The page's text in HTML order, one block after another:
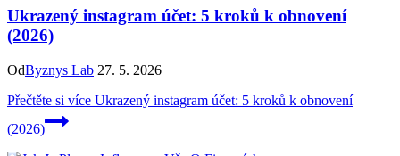
Ukrazený instagram účet: 5 kroků k obnovení
(2026)
OdByznys Lab 27. 5. 2026
Přečtěte si více Ukrazený instagram účet: 5 kroků k obnovení
(2026)